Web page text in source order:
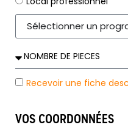
Recevoir une fiche
VOS COORDONNÉES